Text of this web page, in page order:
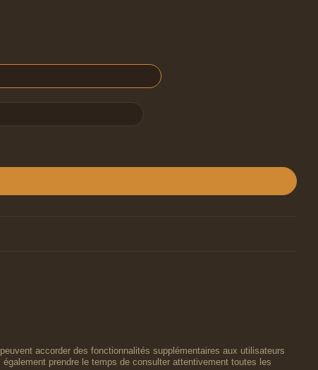
accorder des fonctionnalités supplémentaires aux utilisateurs
prendre le temps de consulter attentivement toutes les